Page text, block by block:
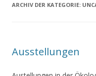
ARCHIV DER KATEGORIE:
Ausstellungen